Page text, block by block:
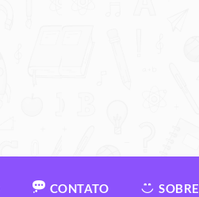
CONTATO SOBRE